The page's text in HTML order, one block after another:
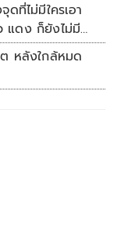
ที่ไม่มีใครเอา
แดง ก็ยังไม่มีฟ้า
หลังใกล้หมด